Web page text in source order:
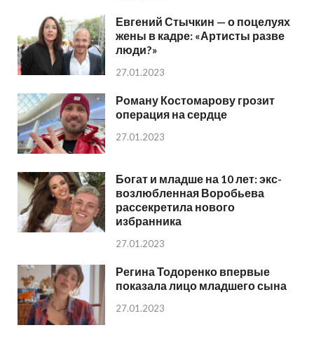
Евгений Стычкин — о поцелуях
жены в кадре: «Артисты разве
люди?»
27.01.2023
Роману Костомарову грозит
операция на сердце
27.01.2023
Богат и младше на 10 лет: экс-
возлюбленная Воробьева
рассекретила нового
избранника
27.01.2023
Регина Тодоренко впервые
показала лицо младшего сына
27.01.2023